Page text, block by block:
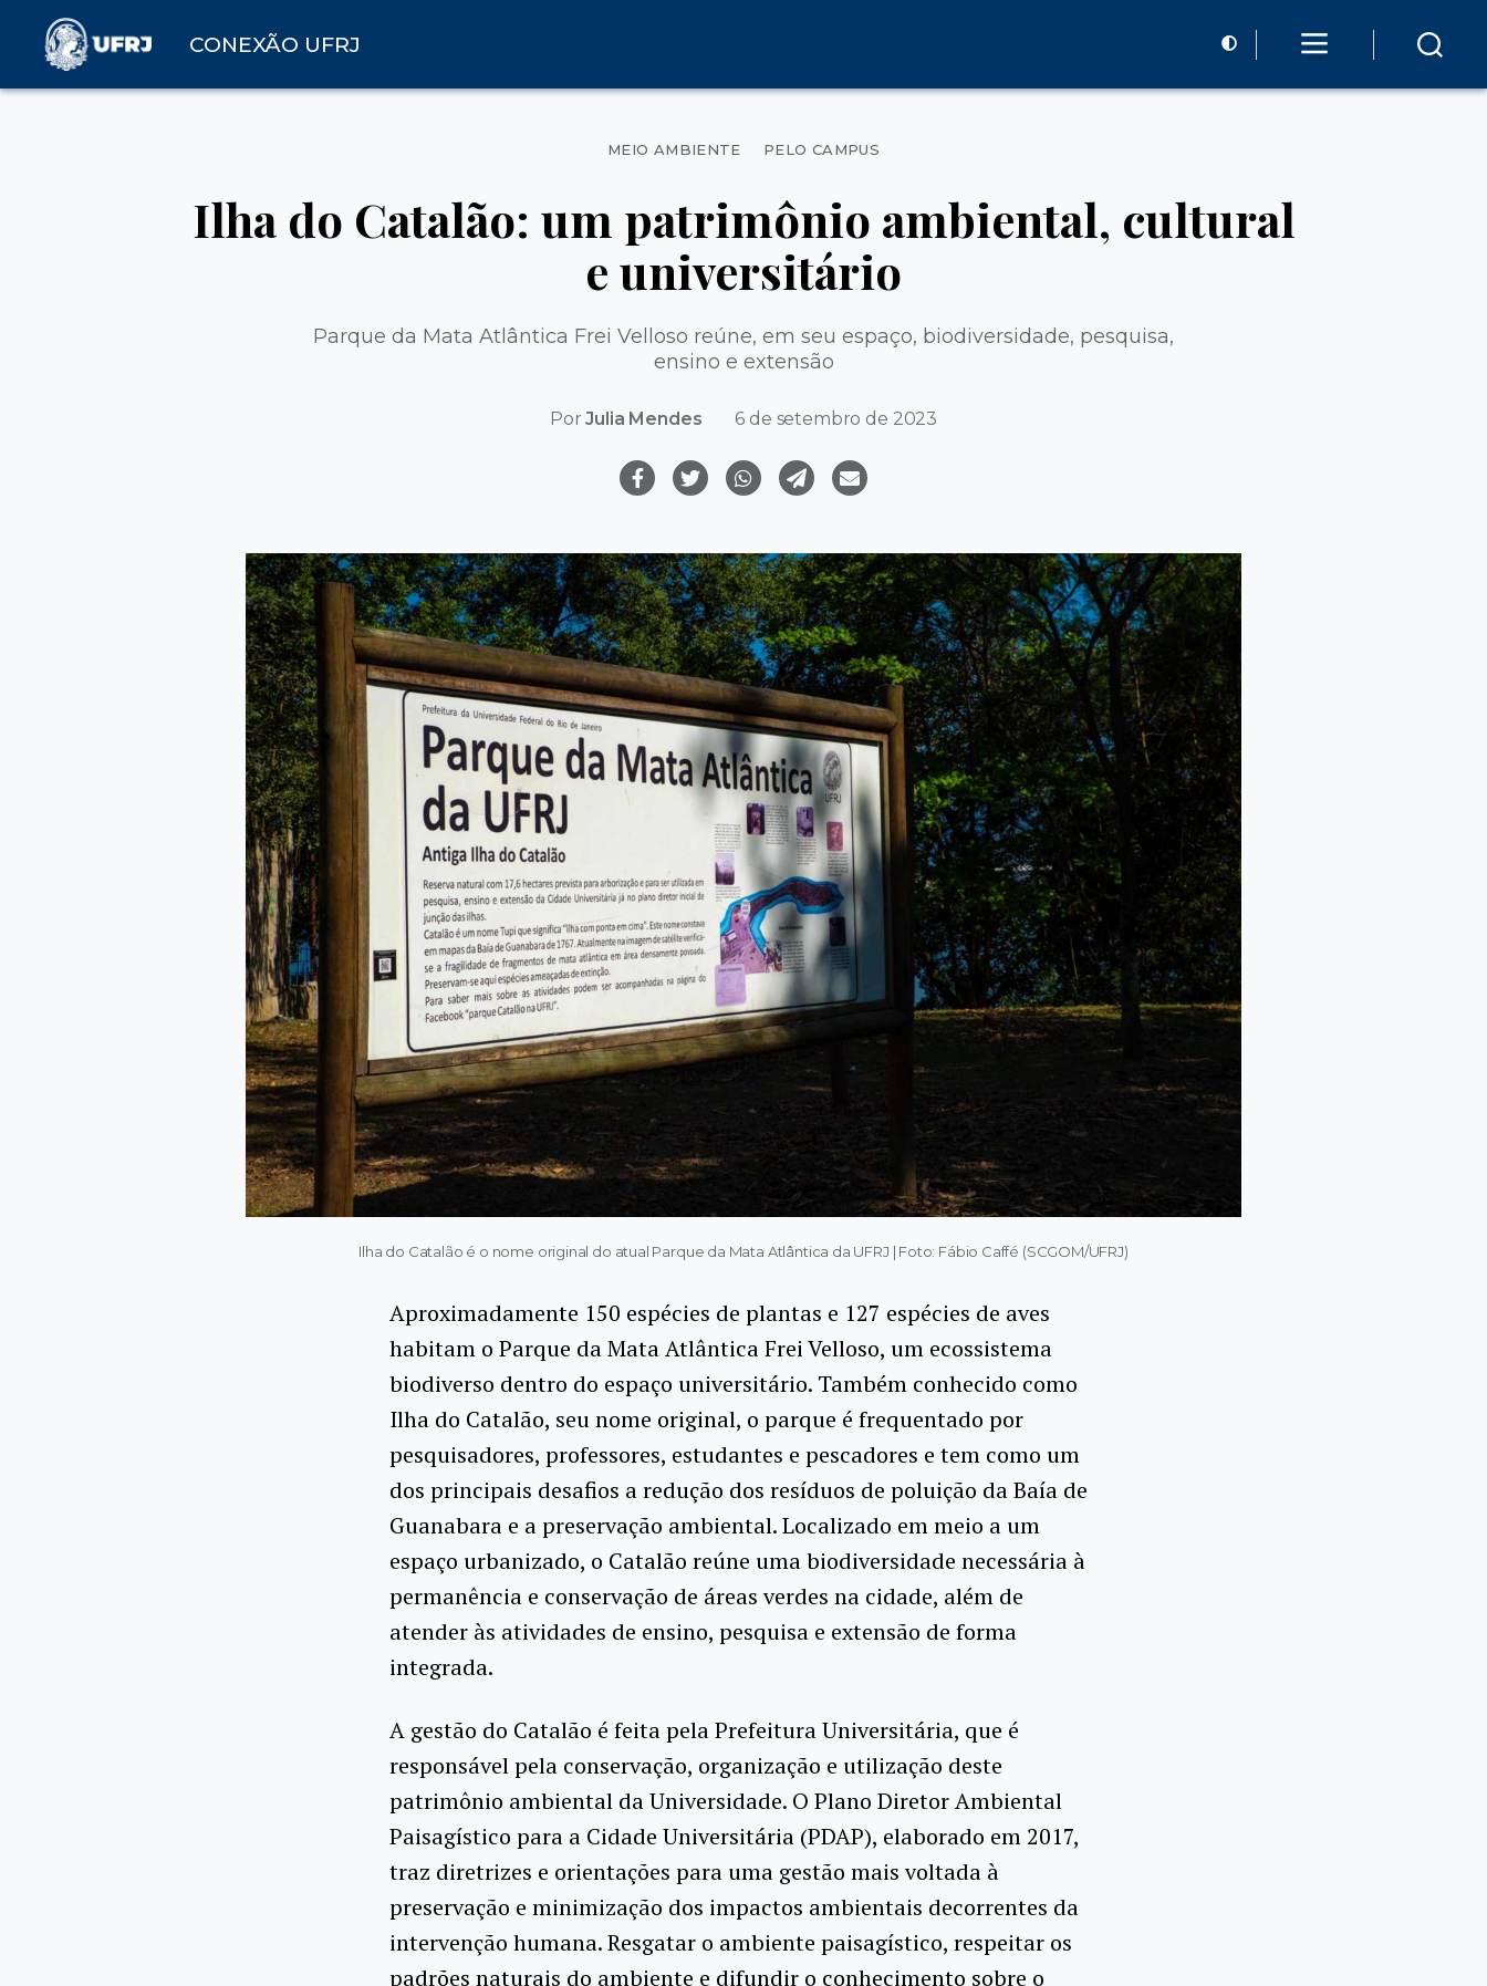
CONEXÃO UFRJ
Categorias
MEIO AMBIENTE PELO CAMPUS
Ilha do Catalão: um patrimônio ambiental, cultural
e universitário
Parque da Mata Atlântica Frei Velloso reúne, em seu espaço, biodiversidade, pesquisa,
ensino e extensão
PorJulia Mendes 6 de setembro de 2023
Ilha do Catalão é o nome original do atual Parque da Mata Atlântica da UFRJ | Foto: Fábio Caffé (SCGOM/UFRJ)
Aproximadamente 150 espécies de plantas e 127 espécies de aves
habitam o Parque da Mata Atlântica Frei Velloso, um ecossistema
biodiverso dentro do espaço universitário. Também conhecido como
Ilha do Catalão, seu nome original, o parque é frequentado por
pesquisadores, professores, estudantes e pescadores e tem como um
dos principais desafios a redução dos resíduos de poluição da Baía de
Guanabara e a preservação ambiental. Localizado em meio a um
espaço urbanizado, o Catalão reúne uma biodiversidade necessária à
permanência e conservação de áreas verdes na cidade, além de
atender às atividades de ensino, pesquisa e extensão de forma
integrada.
A gestão do Catalão é feita pela Prefeitura Universitária, que é
responsável pela conservação, organização e utilização deste
patrimônio ambiental da Universidade. O Plano Diretor Ambiental
Paisagístico para a Cidade Universitária (PDAP), elaborado em 2017,
traz diretrizes e orientações para uma gestão mais voltada à
preservação e minimização dos impactos ambientais decorrentes da
intervenção humana. Resgatar o ambiente paisagístico, respeitar os
padrões naturais do ambiente e difundir o conhecimento sobre o